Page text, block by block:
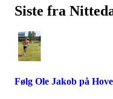
Siste fra
Følg Ole Jakob på